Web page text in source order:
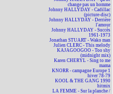
change pas un homme
Johnny HALLYDAY - Cadillac
(picture-disc)
Johnny HALLYDAY - Derrière
l'amour
Johnny HALLYDAY - Succès
1961-1973
Jonathan STUART - Wako man
Julien CLERC - This melody
KAJAGOOGOO - Too shy
(midnight mix)
Karen CHERYL - Sing to me
mama
KNORR - campagne Europe 1
hiver 78-79
KOOL & THE GANG 1990
hitmix
LA FEMME - Sur la planche /